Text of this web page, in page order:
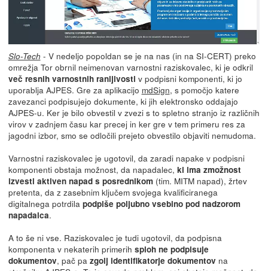
Slo-Tech - V nedeljo popoldan se je na nas (in na SI-CERT) preko
omrežja Tor obrnil neimenovan varnostni raziskovalec, ki je odkril
več resnih varnostnih ranljivosti v podpisni komponenti, ki jo
uporablja AJPES. Gre za aplikacijo mdSign, s pomočjo katere
zavezanci podpisujejo dokumente, ki jih elektronsko oddajajo
AJPES-u. Ker je bilo obvestil v zvezi s to spletno stranjo iz različnih
virov v zadnjem času kar precej in ker gre v tem primeru res za
jagodni izbor, smo se odločili prejeto obvestilo objaviti nemudoma.
Varnostni raziskovalec je ugotovil, da zaradi napake v podpisni
komponenti obstaja možnost, da napadalec, ki ima zmožnost
izvesti aktiven napad s posrednikom(tim. MITM napad), žrtev
pretenta, da z zasebnim ključem svojega kvalificiranega
digitalnega potrdila podpiše poljubno vsebino pod nadzorom
napadalca.
A to še ni vse. Raziskovalec je tudi ugotovil, da podpisna
komponenta v nekaterih primerih sploh ne podpisuje
dokumentov, pač pa zgolj identifikatorje dokumentov na